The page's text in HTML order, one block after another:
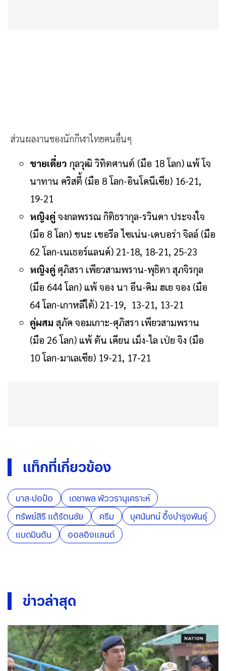
ส่วนผลงานของนักกีฬาไทยคนอื่นๆ
ชายเดี่ยว กุลวุฒิ วิทิตศานต์ (มือ 18 โลก) แพ้ โจ
นาทาน คริสตี้ (มือ 8 โลก-อินโดนีเซีย) 16-21,
19-21
หญิงคู่ จงกลพรรณ กิติธรากุล-รวินดา ประจงใจ
(มือ 8 โลก) ชนะ เชอรีล ไซเน่น-เดบอร่า จิลล์ (มือ
62 โลก-เนเธอร์แลนด์) 21-18, 18-21, 25-23
หญิงคู่ ศุภิสรา เพียวสามพราน-พุธิตา สุภจิรกุล
(มือ 644 โลก) แพ้ จอง นา อึน-คิม ฮเย จอง (มือ
64 โลก-เกาหลีใต้) 21-19, 13-21, 13-21
คู่ผสม สุภัค จอมเกาะ-ศุภิสรา เพียวสามพราน
(มือ 26 โลก) แพ้ ตัน เคียน เม็ง-ไล เป่ย จิง (มือ
10 โลก-มาเลเซีย) 19-21, 17-21
แท็กที่เกี่ยวข้อง
บาส-ปอป้อ
เดชาพล พัววรานุเคราะห์
ทรัพย์สิรี แต้รัตนชัย
ครีม
บุศนันทน์ อึ๊งบำรุงพันธุ์
แบดมินตัน
ออลอิงแลนด์
ข่าวล่าสุด